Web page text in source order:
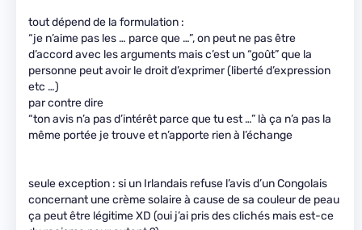
tout dépend de la formulation :
“je n’aime pas les … parce que …”, on peut ne pas être
d’accord avec les arguments mais c’est un “goût” que la
personne peut avoir le droit d’exprimer (liberté d’expression
etc …)
par contre dire
“ton avis n’a pas d’intérêt parce que tu est …” là ça n’a pas la
même portée je trouve et n’apporte rien à l’échange
seule exception : si un Irlandais refuse l’avis d’un Congolais
concernant une crème solaire à cause de sa couleur de peau
ça peut être légitime XD (oui j’ai pris des clichés mais est-ce